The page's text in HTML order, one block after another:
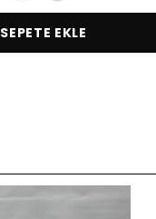
SEPETE EKLE